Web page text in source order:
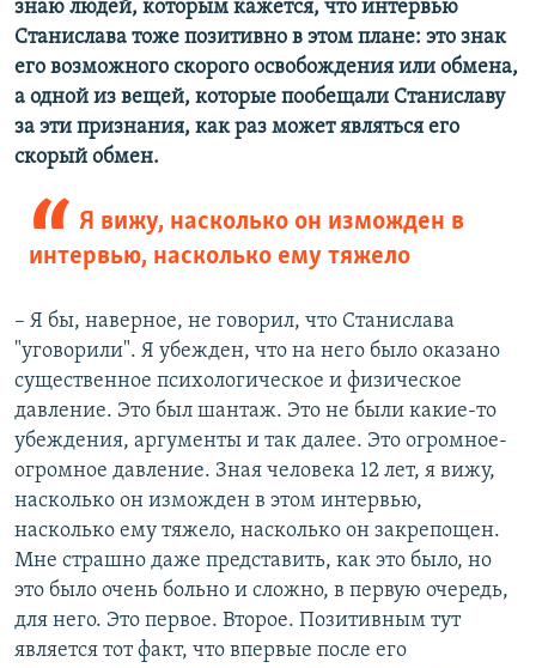
знаю людей, которым кажется, что интервью
Станислава тоже позитивно в этом плане: это знак
его возможного скорого освобождения или обмена,
а одной из вещей, которые пообещали Станиславу
за эти признания, как раз может являться его
скорый обмен.
Я вижу, насколько он изможден в
интервью, насколько ему тяжело
– Я бы, наверное, не говорил, что Станислава
"уговорили". Я убежден, что на него было оказано
существенное психологическое и физическое
давление. Это был шантаж. Это не были какие-то
убеждения, аргументы и так далее. Это огромное-
огромное давление. Зная человека 12 лет, я вижу,
насколько он изможден в этом интервью,
насколько ему тяжело, насколько он закрепощен.
Мне страшно даже представить, как это было, но
это было очень больно и сложно, в первую очередь,
для него. Это первое. Второе. Позитивным тут
является тот факт, что впервые после его